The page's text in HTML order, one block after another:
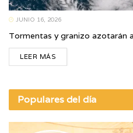
JUNIO 16, 2026
Tormentas y granizo azotarán
LEER MÁS
Populares del día